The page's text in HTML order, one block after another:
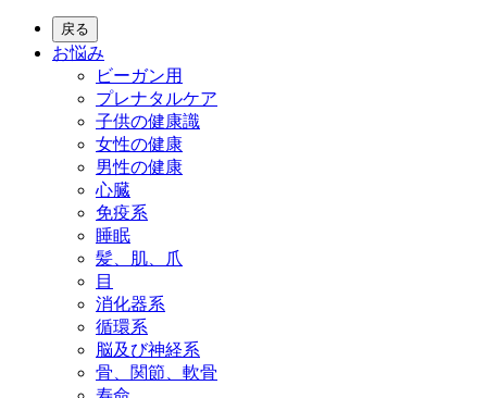
戻る
お悩み
ビーガン用
プレナタルケア
子供の健康識
女性の健康
男性の健康
心臓
免疫系
睡眠
髪、肌、爪
目
消化器系
循環系
脳及び神経系
骨、関節、軟骨